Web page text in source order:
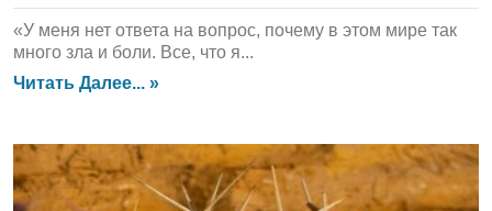
«У меня нет ответа на вопрос, почему в этом мире так
много зла и боли. Все, что я...
Читать Далее... »
Духовный Опыт